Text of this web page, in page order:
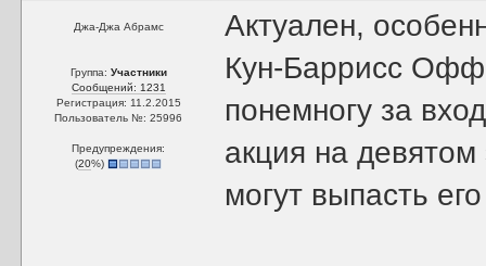
Джа-Джа Абрамс
Группа: Участники
Сообщений: 1231
Регистрация: 11.2.2015
Пользователь №: 25996
Предупреждения:
(20%)
Актуален,
Кун-Баррисс
понемногу за
акция на
могут выпасть